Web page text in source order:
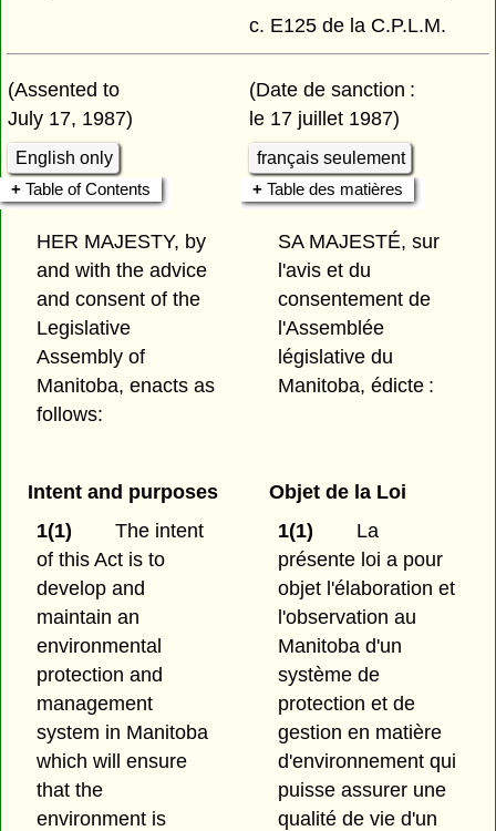
c. E125 de la C.P.L.M.
(Assented to
July 17, 1987)
(Date de sanction :
le 17 juillet 1987)
English only
français seulement
Table of Contents
Table des matières
HER MAJESTY, by
and with the advice
and consent of the
Legislative
Assembly of
Manitoba, enacts as
follows:
SA MAJESTÉ, sur
l'avis et du
consentement de
l'Assemblée
législative du
Manitoba, édicte :
Intent and purposes
1(1)
The intent
of this Act is to
develop and
maintain an
environmental
protection and
management
system in Manitoba
which will ensure
that the
environment is
Objet de la Loi
1(1)
La
présente loi a pour
objet l'élaboration et
l'observation au
Manitoba d'un
système de
protection et de
gestion en matière
d'environnement qui
puisse assurer une
qualité de vie d'un